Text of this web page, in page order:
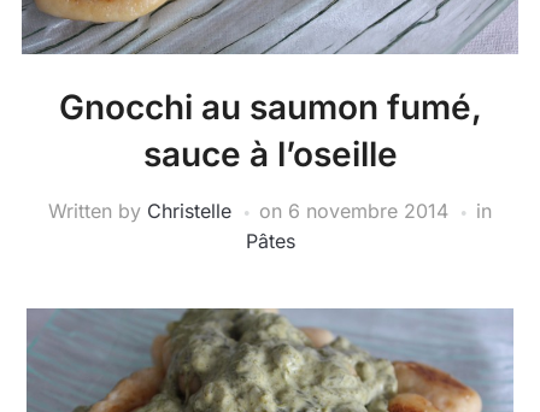
Gnocchi au saumon fumé,
sauce à l’oseille
Written by Christelle on 6 novembre 2014
in
Pâtes